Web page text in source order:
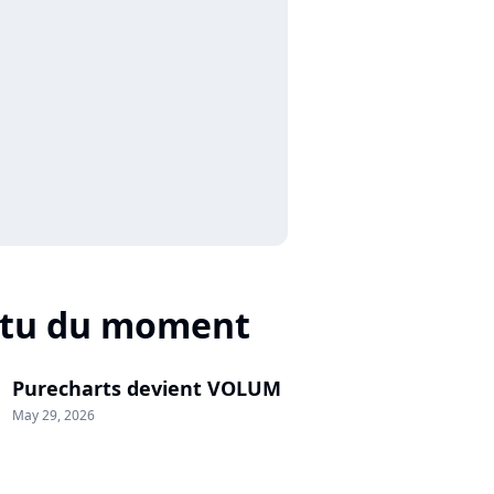
du moment
Purecharts devient VOLUM
May 29, 2026